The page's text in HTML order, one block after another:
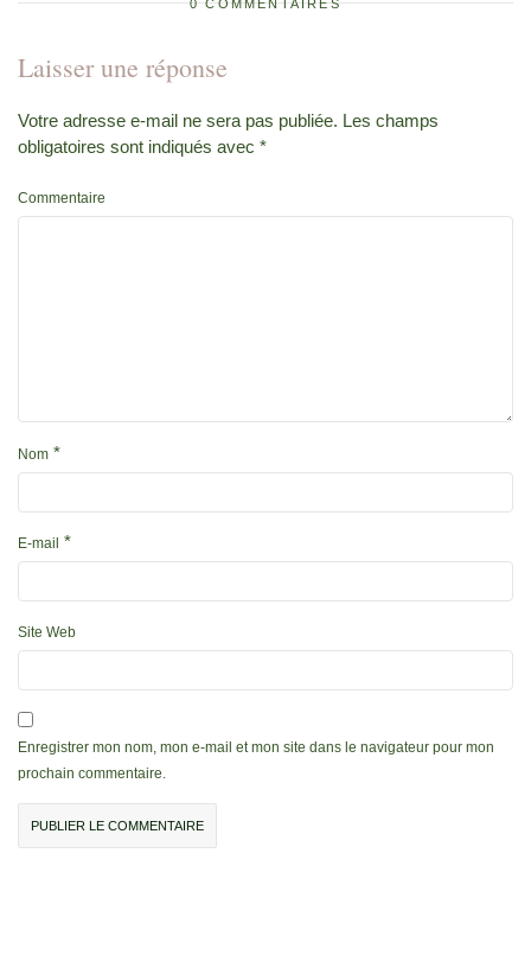
0 COMMENTAIRES
Laisser une réponse
Votre adresse e-mail ne sera pas publiée. Les champs
obligatoires sont indiqués avec *
Commentaire
Nom *
E-mail *
Site Web
Enregistrer mon nom, mon e-mail et mon site dans le navigateur pour mon
prochain commentaire.